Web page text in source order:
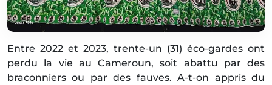
Entre 2022 et 2023, trente-un (31) éco-gardes ont
perdu la vie au Cameroun, soit abattu par des
braconniers ou par des fauves. A-t-on appris du